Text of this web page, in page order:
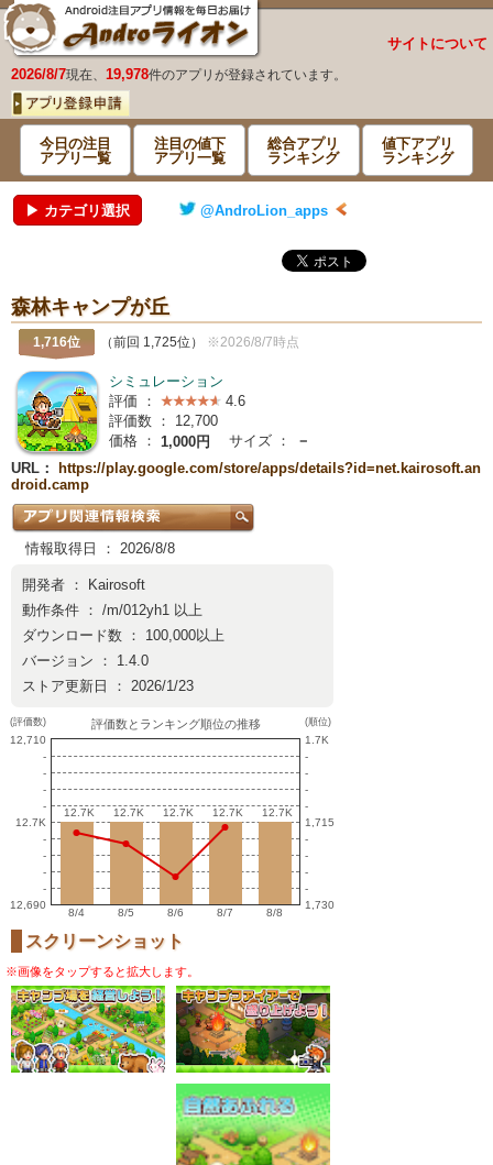
サイトについて
2026/8/7現在、 19,978件のアプリが登録されています。
今日の注目
アプリ一覧
注目の値下
アプリ一覧
総合アプリ
ランキング
値下アプリ
ランキング
▶ カテゴリ選択 @AndroLion_apps
森林キャンプが丘
1,716位 （前回 1,725位） ※2026/8/7時点
シミュレーション
評価 ：
4.6
評価数 ： 12,700
価格 ： 1,000円 サイズ ：
－
URL：
https://play.google.com/store/apps/details?id=net.kairosoft.an
droid.camp
情報取得日 ： 2026/8/8
開発者 ：
Kairosoft
動作条件 ： /m/012yh1 以上
ダウンロード数 ： 100,000以上
バージョン ： 1.4.0
ストア更新日 ： 2026/1/23
(評価数)
12,710
-
-
-
-
12.7K
-
-
-
-
12,690
評価数とランキング順位の推移
12.7K
12.7K 12.7K
12.7K 12.7K
12.7K 12.7K
12.7K 12.7K
12.7K
8/4 8/5 8/6 8/7 8/8
(順位)
1.7K
-
-
-
-
1,715
-
-
-
-
1,730
スクリーンショット
※画像をタップすると拡大します。